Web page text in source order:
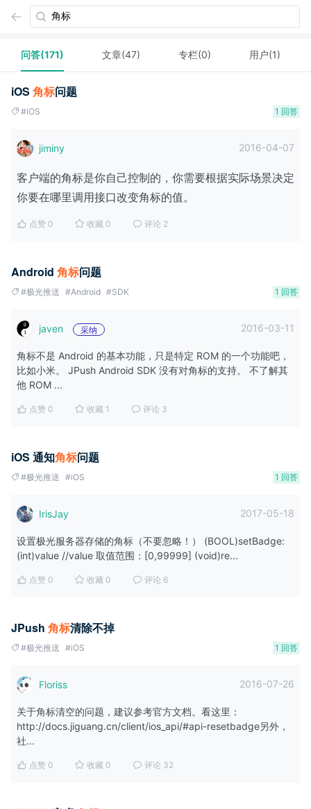
问答(171) 文章(47) 专栏(0) 用户(1)
iOS 角标问题
#iOS 1 回答
jiminy 2016-04-07
客户端的角标是你自己控制的，你需要根据实际场景决定
你要在哪里调用接口改变角标的值。
点赞 0 收藏 0 评论 2
Android 角标问题
#极光推送 #Android #SDK 1 回答
javen 采纳 2016-03-11
角标不是 Android 的基本功能，只是特定 ROM 的一个功能吧，
比如小米。 JPush Android SDK 没有对角标的支持。 不了解其
他 ROM ...
点赞 0 收藏 1 评论 3
iOS 通知角标问题
#极光推送 #iOS 1 回答
IrisJay 2017-05-18
设置极光服务器存储的角标（不要忽略！） (BOOL)setBadge:
(int)value //value 取值范围：[0,99999] (void)re...
点赞 0 收藏 0 评论 6
JPush 角标清除不掉
#极光推送 #iOS 1 回答
Floriss 2016-07-26
关于角标清空的问题，建议参考官方文档。看这里：
http://docs.jiguang.cn/client/ios_api/#api-resetbadge另外，
社...
点赞 0 收藏 0 评论 32